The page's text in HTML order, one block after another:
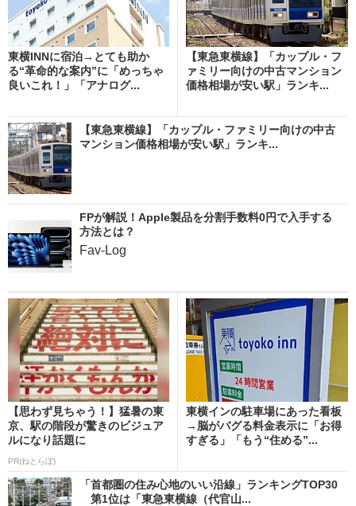
東横INNに宿泊→とても助か
る“革命的な案内”に「めっちゃ
良いこれ！」「アナログ...
【東急東横線】「カップル・フ
ァミリー向けの中古マンション
価格相場が安い駅」ランキ...
【東急東横線】「カップル・ファミリー向けの中古
マンション価格相場が安い駅」ランキ...
FPが解説！Apple製品を分割手数料0円で入手する
方法とは？
Fav-Log
【思わず見ちゃう！】猛暑の東
京、駅の階段が驚きのビジュア
ルになり話題に
PR(ねとらぼ)
東横インの駐車場にあった看板
→脳がバグる料金表示に「お得
すぎる」「もう“住める”...
「首都圏の住み心地のいい沿線」ランキングTOP30
第1位は「東急東横線（代官山...